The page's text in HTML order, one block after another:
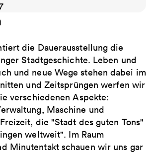
die Dauerausstellung die
Stadtgeschichte. Leben und
und neue Wege stehen dabei im
und Zeitsprüngen werfen wir
verschiedenen Aspekte:
Maschine und
die "Stadt des guten Tons"
weltweit". Im Raum
Minutentakt schauen wir uns gar